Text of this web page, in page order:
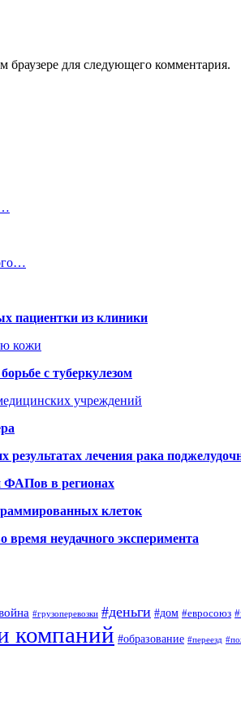
браузере для следующего комментария.
пациентки из клиники
кожи
с туберкулезом
учреждений
лечения рака
ФАПов в регионах
клеток
неудачного эксперимента
#грузоперевозки #деньги #дом #евросоюз
компаний #образование #переезд